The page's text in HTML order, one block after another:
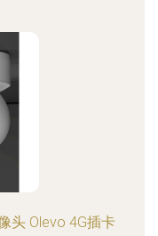
头 Olevo 4G插卡